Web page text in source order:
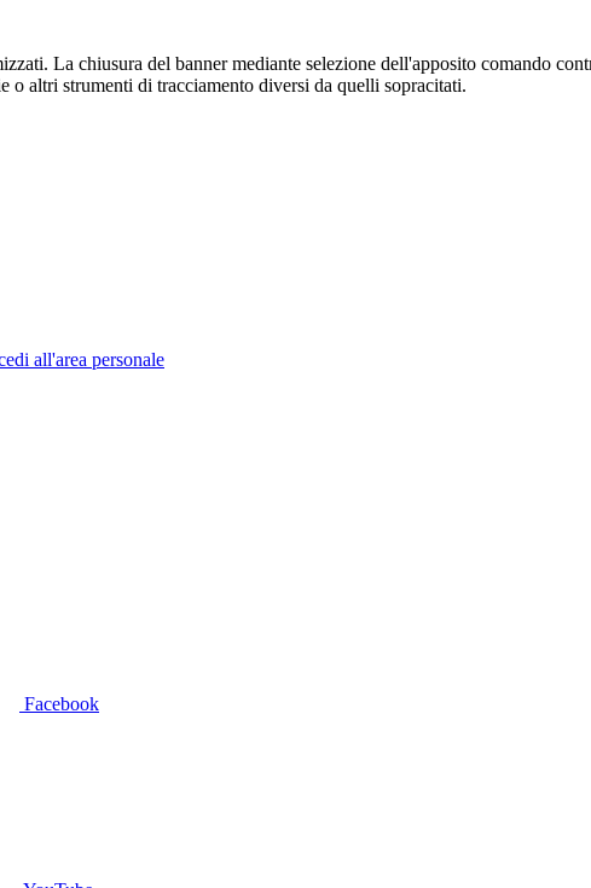
La chiusura del banner mediante selezione dell'apposito comando
o altri strumenti di tracciamento diversi da quelli sopracitati.
all'area personale
Facebook